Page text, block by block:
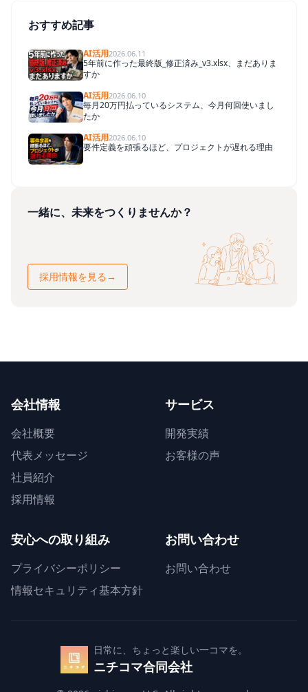
おすすめ記事
AI活用2026.06.11
5年前に作った最終版_修正済み_v3.xlsx、まだありま
すか
AI活用2026.06.10
毎月20万円払っているシステム、今月何回使いまし
たか
AI活用2026.06.10
要件定義を頑張るほど、プロジェクトが遅れる理由
一緒に、未来をつくりませんか？
採用情報を見る →
会社情報
会社概要
代表メッセージ
社員紹介
採用情報
サービス
開発実績
お客様の声
安心への取り組み
プライバシーポリシー
情報セキュリティ基本方針
お問い合わせ
お問い合わせ
日常に、ちょっと楽しい一コマを。
ニチコマ合同会社